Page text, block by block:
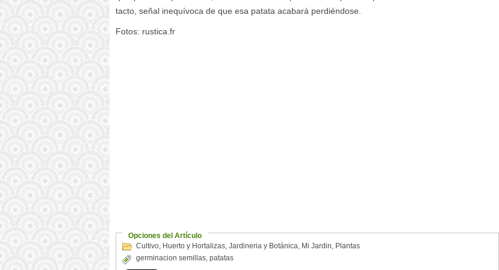
tacto, señal inequívoca de que esa patata acabará perdiéndose.
Fotos: rustica.fr
Opciones del Artículo
Cultivo, Huerto y Hortalizas, Jardineria y Botánica, Mi Jardin, Plantas
germinacion semillas, patatas